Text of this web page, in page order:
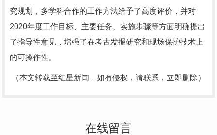
究规划，多学科合作的工作方法给予了高度评价，并对
2020年度工作目标、主要任务、实施步骤等方面明确提出
了指导性意见，增强了在考古发掘研究和现场保护技术上
的可操作性。
（本文转载至红星新闻，如有侵权，请联系，立即删除）
在线留言